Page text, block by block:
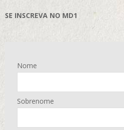
SE INSCREVA NO MD1
Nome
Sobrenome